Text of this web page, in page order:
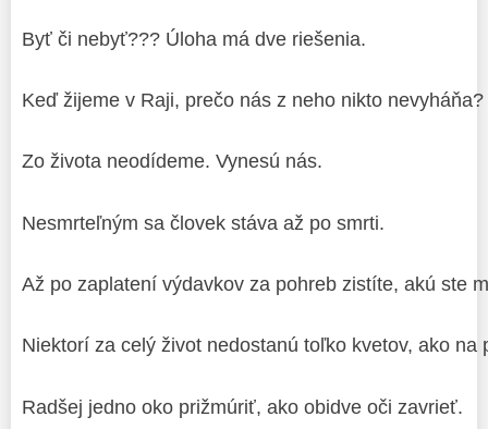
Byť či nebyť??? Úloha má dve riešenia.
Keď žijeme v Raji, prečo nás z neho nikto nevyháňa?
Zo života neodídeme. Vynesú nás.
Nesmrteľným sa človek stáva až po smrti.
Až po zaplatení výdavkov za pohreb zistíte, akú ste
Niektorí za celý život nedostanú toľko kvetov, ako na
Radšej jedno oko prižmúriť, ako obidve oči zavrieť.